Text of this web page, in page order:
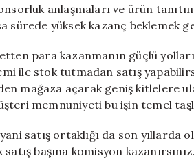
anlaşmaları ve ürün
sürede yüksek kazanç beklemek
para kazanmanın güçlü
ile stok tutmadan satış
mağaza açarak geniş kitlelere
memnuniyeti bu işin temel
satış ortaklığı da son yıllarda
başına komisyon